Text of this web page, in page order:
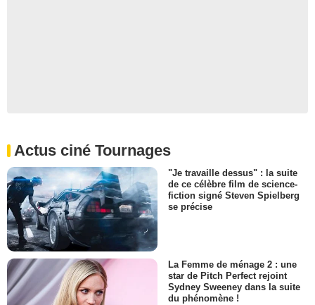
Actus ciné Tournages
"Je travaille dessus" : la suite
de ce célèbre film de science-
fiction signé Steven Spielberg
se précise
La Femme de ménage 2 : une
star de Pitch Perfect rejoint
Sydney Sweeney dans la suite
du phénomène !